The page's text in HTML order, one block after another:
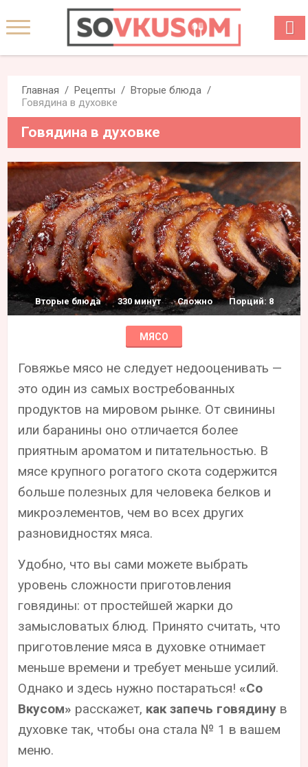
Главная Рецепты
Вторые блюда
Говядина в духовке
Говядина в духовке
Вторые блюда 330 минут Сложно Порций: 8
МЯСО
Говяжье мясо не следует недооценивать —
это один из самых востребованных
продуктов на мировом рынке. От свинины
или баранины оно отличается более
приятным ароматом и питательностью. В
мясе крупного рогатого скота содержится
больше полезных для человека белков и
микроэлементов, чем во всех других
разновидностях мяса.
Удобно, что вы сами можете выбрать
уровень сложности приготовления
говядины: от простейшей жарки до
замысловатых блюд. Принято считать, что
приготовление мяса в духовке отнимает
меньше времени и требует меньше усилий.
Однако и здесь нужно постараться! «Со
Вкусом» расскажет, как запечь говядину в
духовке так, чтобы она стала № 1 в вашем
меню.